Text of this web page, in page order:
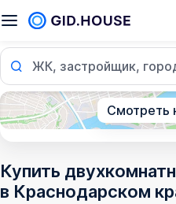
ЖК, застройщик,
Смотреть
Купить
в Краснодарском